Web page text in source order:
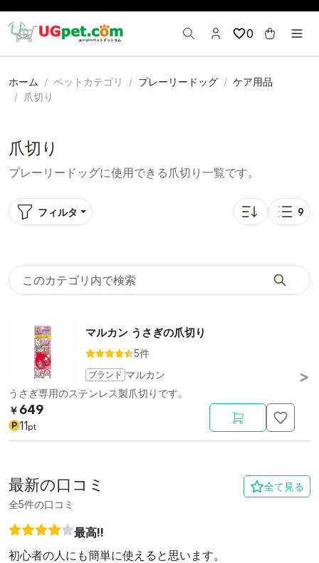
0
ホーム ペットカテゴリ プレーリードッグ
ケア用品
爪切り
爪切り
プレーリードッグに使用できる爪切り一覧です。
フィルタ
並び替え: 人気順
表示
9
マルカン うさぎの爪切り
5件
ブランド マルカン
うさぎ専用のステンレス製爪切りです。
￥ 649
P 11pt
最新の口コミ
全5件の口コミ
全て見る
最高!!
初心者の人にも簡単に使えると思います。